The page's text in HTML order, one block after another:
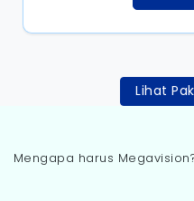
Lihat
Mengapa harus